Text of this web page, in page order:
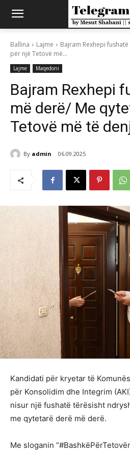
Ballina Lajme
Bajram Rexhepi
për një Tetovë më...
Lajme Maqedoni
Bajram Rexhepi
më derë/ Me
Tetovë më të
By admin 06.09.2025
Kandidati për kryetar të
për Konsolidim dhe Integrim
nisur një fushatë tërësisht
me qytetarë derë më derë.
Me sloganin